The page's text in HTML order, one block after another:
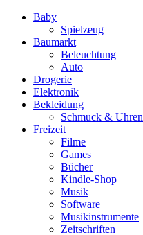
Baby
Spielzeug
Baumarkt
Beleuchtung
Auto
Drogerie
Elektronik
Bekleidung
Schmuck & Uhren
Freizeit
Filme
Games
Bücher
Kindle-Shop
Musik
Software
Musikinstrumente
Zeitschriften